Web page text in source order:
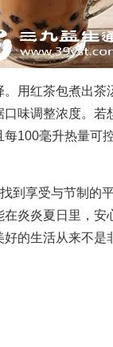
用红茶包煮出茶
味调整浓度。若
100毫升热量可
到享受与节制的
炎炎夏日里，安
的生活从来不是